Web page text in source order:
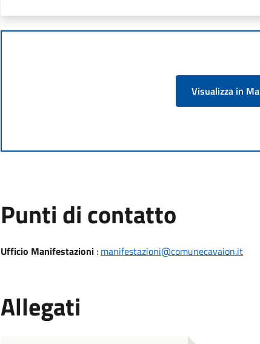
Visualizza in
Punti di contatto
Ufficio Manifestazioni: manifestazioni@comunecavaion.it
Allegati